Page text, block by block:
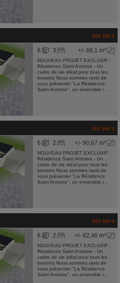
304 700 €
+/- 88,1 m²
6 3
NOUVEAU PROJET EXCLUSIF :
Résidence Saint Antoine - Un
cadre de vie idéal pour tous les
besoins Nous sommes ravis de
vous présenter "La Résidence
Saint Antoine", un ensemble i...
301 900 €
+/- 90,67 m²
6 2
NOUVEAU PROJET EXCLUSIF :
Résidence Saint Antoine - Un
cadre de vie idéal pour tous les
besoins Nous sommes ravis de
vous présenter "La Résidence
Saint Antoine", un ensemble i...
285 300 €
+/- 82,46 m²
6 2
NOUVEAU PROJET EXCLUSIF :
Résidence Saint Antoine - Un
cadre de vie idéal pour tous les
besoins Nous sommes ravis de
vous présenter "La Résidence
Saint Antoine", un ensemble i...